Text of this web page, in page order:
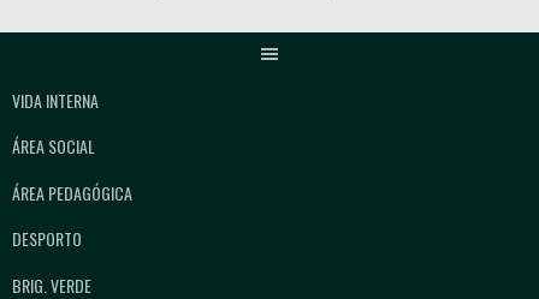
VIDA INTERNA
ÁREA SOCIAL
ÁREA PEDAGÓGICA
DESPORTO
BRIG. VERDE